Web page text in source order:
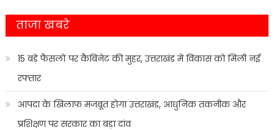
ताजा खबरे
15 बड़े फैसलों पर कैबिनेट की मुहर, उत्तराखंड में विकास को मिली नई
रफ्तार
आपदा के खिलाफ मजबूत होगा उत्तराखंड, आधुनिक तकनीक और
प्रशिक्षण पर सरकार का बड़ा दांव